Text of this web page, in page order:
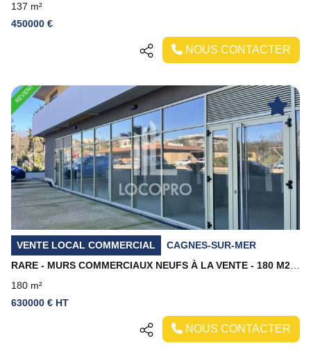
137 m²
450000 €
NOUS CONTACTER
Previous Next
VENTE LOCAL COMMERCIAL
CAGNES-SUR-MER
180 m²
630000 € HT
NOUS CONTACTER